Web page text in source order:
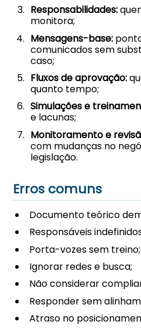
Responsabilidades:
monitora;
Mensagens-base:
comunicados sem
caso;
Fluxos de aprovação:
quanto tempo;
Simulações e
e lacunas;
Monitoramento e
com mudanças no
legislação.
Erros comuns
Documento teórico
Responsáveis
Porta-vozes sem treino;
Ignorar redes e busca;
Não considerar
Responder sem
Atraso no